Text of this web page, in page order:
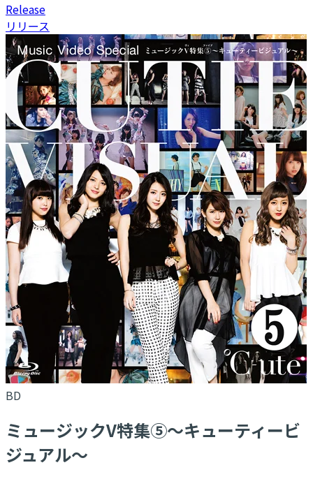
Release
リリース
BD
ミュージックV特集⑤〜キューティービ
ジュアル〜